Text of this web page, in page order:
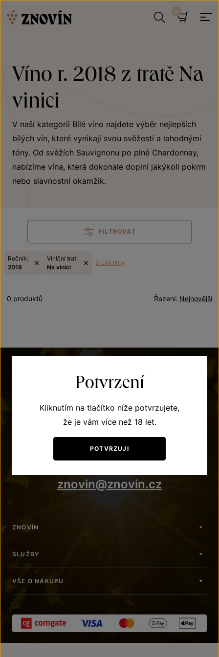
Víno r. 2018 z tratě Na
vinici
V naší kategorii Bílé víno najdete výběr nejlepších
bílých vín, které vynikají svou svěžestí a lahodnými
tóny. Od svěžích Sauvignonu po plné Chardonnay,
nabízíme vína, která dokonale doplní jakýkoli pokrm
nebo slavnostní okamžik.
FILTROVAT
Ročník:
2018
Viniční trať:
Na vinici
Zrušit filtry
Nejnovější
Řazení:
0 produktů
POTŘEBUJETE PORADIT?
+420 515 266 620
znovin@znovin.cz
ZNOVÍN
SLUŽBY
VŠE O NÁKUPU
Potvrzení
Kliknutím na tlačítko níže potvrzujete,
že je vám více než 18 let.
POTVRZUJI